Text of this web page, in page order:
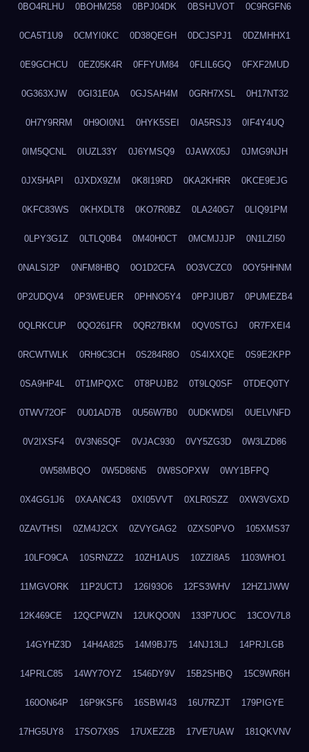
0BO4RLHU 0BOHM258 0BPJ04DK 0BSHJVOT 0C9RGFN6
0CA5T1U9 0CMYI0KC 0D38QEGH 0DCJSPJ1 0DZMHHX1
0E9GCHCU 0EZ05K4R 0FFYUM84 0FLIL6GQ 0FXF2MUD
0G363XJW 0GI31E0A 0GJSAH4M 0GRH7XSL 0H17NT32
0H7Y9RRM 0H9OI0N1 0HYK5SEI 0IA5RSJ3 0IF4Y4UQ
0IM5QCNL 0IUZL33Y 0J6YMSQ9 0JAWX05J 0JMG9NJH
0JX5HAPI 0JXDX9ZM 0K8I19RD 0KA2KHRR 0KCE9EJG
0KFC83WS 0KHXDLT8 0KO7R0BZ 0LA240G7 0LIQ91PM
0LPY3G1Z 0LTLQ0B4 0M40H0CT 0MCMJJJP 0N1LZI50
0NALSI2P 0NFM8HBQ 0O1D2CFA 0O3VCZC0 0OY5HHNM
0P2UDQV4 0P3WEUER 0PHNO5Y4 0PPJIUB7 0PUMEZB4
0QLRKCUP 0QO261FR 0QR27BKM 0QV0STGJ 0R7FXEI4
0RCWTWLK 0RH9C3CH 0S284R8O 0S4IXXQE 0S9E2KPP
0SA9HP4L 0T1MPQXC 0T8PUJB2 0T9LQ0SF 0TDEQ0TY
0TWV72OF 0U01AD7B 0U56W7B0 0UDKWD5I 0UELVNFD
0V2IXSF4 0V3N6SQF 0VJAC930 0VY5ZG3D 0W3LZD86
0W58MBQO 0W5D86N5 0W8SOPXW 0WY1BFPQ
0X4GG1J6 0XAANC43 0XI05VVT 0XLR0SZZ 0XW3VGXD
0ZAVTHSI 0ZM4J2CX 0ZVYGAG2 0ZXS0PVO 105XMS37
10LFO9CA 10SRNZZ2 10ZH1AUS 10ZZI8A5 1103WHO1
11MGVORK 11P2UCTJ 126I93O6 12FS3WHV 12HZ1JWW
12K469CE 12QCPWZN 12UKQO0N 133P7UOC 13COV7L8
14GYHZ3D 14H4A825 14M9BJ75 14NJ13LJ 14PRJLGB
14PRLC85 14WY7OYZ 1546DY9V 15B2SHBQ 15C9WR6H
160ON64P 16P9KSF6 16SBWI43 16U7RZJT 179PIGYE
17HG5UY8 17SO7X9S 17UXEZ2B 17VE7UAW 181QKVNV